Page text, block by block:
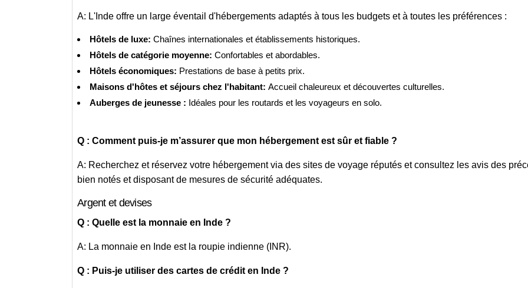
A: L'Inde offre un large éventail d'hébergements adaptés à tous les budgets et à toutes les préférences :
Hôtels de luxe: Chaînes internationales et établissements historiques.
Hôtels de catégorie moyenne: Confortables et abordables.
Hôtels économiques: Prestations de base à petits prix.
Maisons d'hôtes et séjours chez l'habitant: Accueil chaleureux et découvertes culturelles.
Auberges de jeunesse : Idéales pour les routards et les voyageurs en solo.
Q : Comment puis-je m’assurer que mon hébergement est sûr et fiable ?
A: Recherchez et réservez votre hébergement via des sites de voyage réputés et consultez les avis des
bien notés et disposant de mesures de sécurité adéquates.
Argent et devises
Q : Quelle est la monnaie en Inde ?
A: La monnaie en Inde est la roupie indienne (INR).
Q : Puis-je utiliser des cartes de crédit en Inde ?